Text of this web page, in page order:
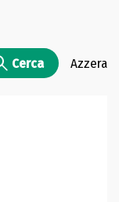
Cerca Azzera